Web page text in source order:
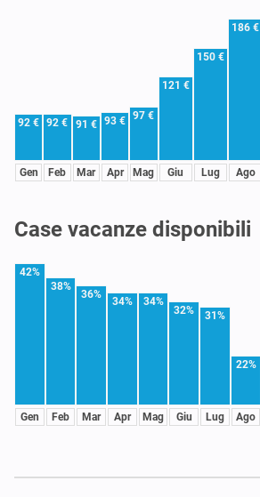
92 €
Gen
92 €
Feb
91 €
Mar
93 €
Apr
97 €
Mag
121 €
Giu
150 €
Lug
186 €
Ago
Case vacanze disponibili
42%
Gen
38%
Feb
36%
Mar
34%
Apr
34%
Mag
32%
Giu
31%
Lug
22%
Ago